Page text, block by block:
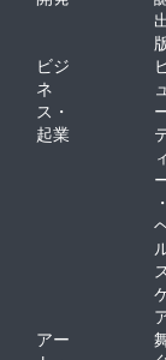
ビジ
ネ
ス・
起業
ュ
ィ
・
アー